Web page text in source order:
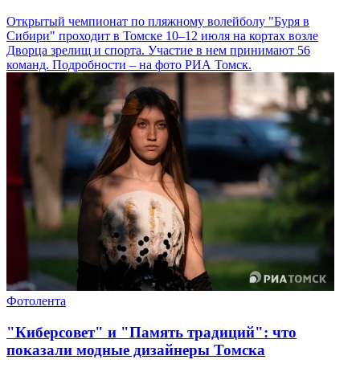
Открытый чемпионат по пляжному волейболу "Буря в
Сибири" проходит в Томске 10–12 июля на кортах возле
Дворца зрелищ и спорта. Участие в нем принимают 56
команд. Подробности – на фото РИА Томск.
Фотолента
"Киберсовет" и "Память традиций": что
показали модные дизайнеры Томска